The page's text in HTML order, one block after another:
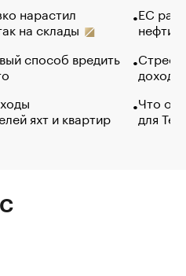
нарастил
на склады
способ вредить
яхт и квартир
ЕС
нефти
Что
для